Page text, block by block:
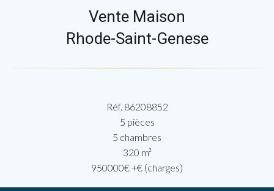
Vente Maison
Rhode-Saint-Genese
Réf. 86208852
5 pièces
5 chambres
320 m²
950000€ +€ (charges)